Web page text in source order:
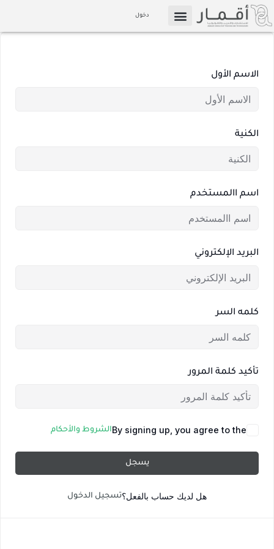
تخطي
إلى
دخول
الاسم الأول
الكنية
اسم االمستخدم
البريد الإلكتروني
كلمه السر
تأكيد كلمة المرور
By signing up, you agree to theالشروط والأحكام
يسجل
هل لديك حساب بالفعل؟تسجيل الدخول